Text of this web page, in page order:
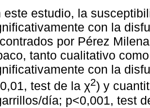
este estudio, la
con la
por Pérez
tanto cualitativo
con la
test de la χ2) y
día; p<0,001, test